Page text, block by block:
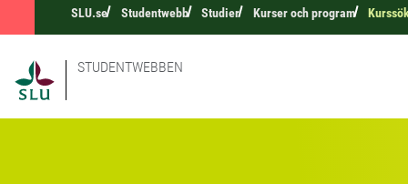
SLU.se Studentwebb Studier Kurser och program
STUDENTWEBBEN